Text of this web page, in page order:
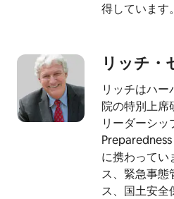
得しています。
リッチ・
リッチはハ
院の特別上席
リーダーシ
に携わってい
ス、緊急事態
ス、国土安全